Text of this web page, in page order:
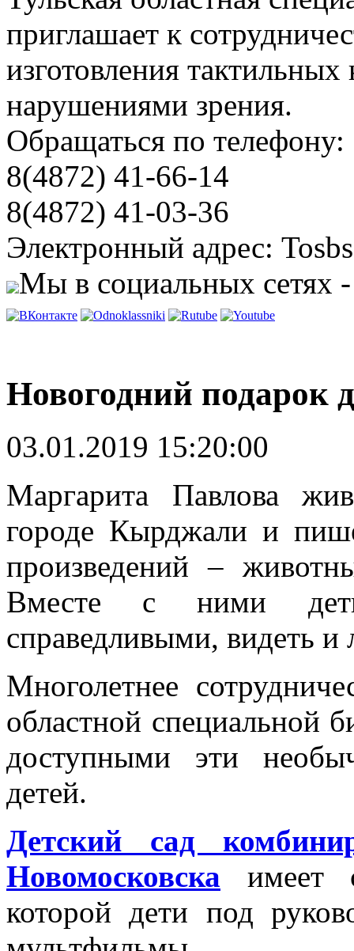
приглашает к
изготовления
нарушениями зрения.
Обращаться по телефону:
8(4872) 41-66-14
8(4872) 41-03-36
Электронный адрес:
Мы в социальных сетях
Новогодний подарок
03.01.2019 15:20:00
Маргарита Павлова
городе Кырджали и
произведений –
Вместе с ними
справедливыми, видеть
Многолетнее
областной специальной
доступными эти
детей.
Детский сад
Новомосковска имеет
которой дети под